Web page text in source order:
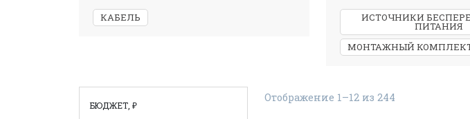
КАБЕЛЬ ИСТОЧНИКИ
ПИТАНИЯ
МОНТАЖНЫЙ
БЮДЖЕТ, ₽
Отображение 1–12 из 244